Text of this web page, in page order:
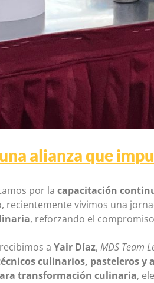
alianza que
por la capacitación
recientemente vivimos una
, reforzando el
a Yair Díaz, MDS Team
culinarios, pasteleros y
transformación culinaria,